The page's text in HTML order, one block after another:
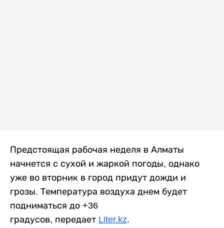
Предстоящая рабочая неделя в Алматы
начнется с сухой и жаркой погоды, однако
уже во вторник в город придут дожди и
грозы. Температура воздуха днем будет
подниматься до +36
градусов, передает Liter.kz.